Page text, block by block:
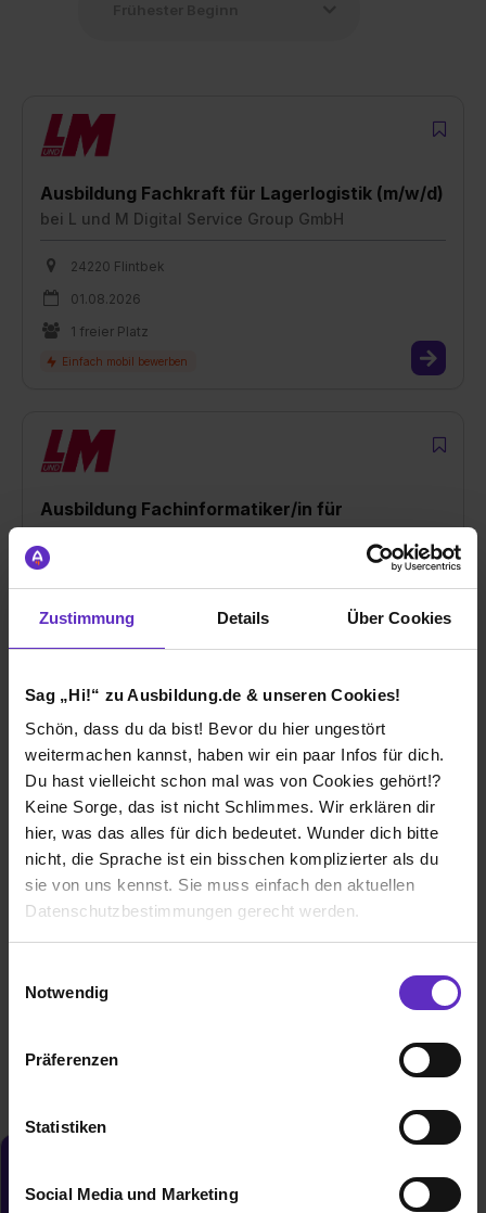
Zustimmung Details Über Cookies
Sag „Hi!“ zu Ausbildung.de & unseren Cookies!
Schön, dass du da bist! Bevor du hier ungestört
weitermachen kannst, haben wir ein paar Infos für dich.
Du hast vielleicht schon mal was von Cookies gehört!?
Keine Sorge, das ist nicht Schlimmes. Wir erklären dir
hier, was das alles für dich bedeutet. Wunder dich bitte
nicht, die Sprache ist ein bisschen komplizierter als du
sie von uns kennst. Sie muss einfach den aktuellen
Datenschutzbestimmungen gerecht werden.
Benutzung der Webseite getroffenen Einstellungen zu
Webseite zu analysieren („Statistiken“), um
Informationen zu deiner Verwendung unserer Website an
Analysen weiterzugeben und um Inhalte und Anzeigen zu
Notwendig
Präferenzen
Statistiken
Social Media und Marketing
Ausbildung Fachkraft für Lagerlogistik (m/w/d)
bei L und M Digital Service Group GmbH
24220 Flintbek
01.08.2026
1 freier Platz
Ausbildung Fachinformatiker/in für
Systemintegration (m/w/d)
bei
Ausbildung Informationselektroniker/in
L und M Digital Service Group GmbH
zugeschickt bekommen?